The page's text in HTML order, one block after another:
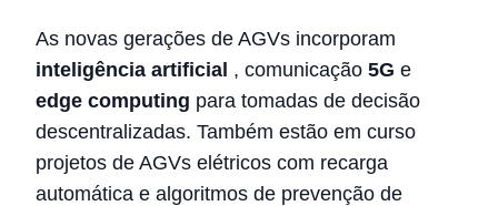
As novas gerações de AGVs incorporam
inteligência artificial , comunicação 5G e
edge computing para tomadas de decisão
descentralizadas. Também estão em curso
projetos de AGVs elétricos com recarga
automática e algoritmos de prevenção de